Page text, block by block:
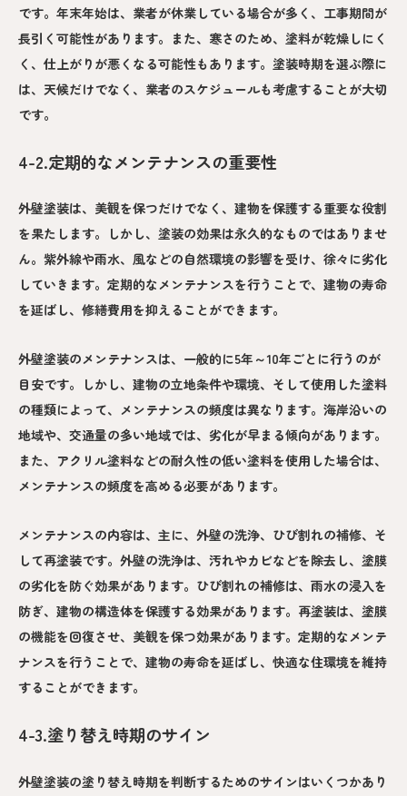
です。年末年始は、業者が休業している場合が多く、工事期間が
長引く可能性があります。また、寒さのため、塗料が乾燥しにく
く、仕上がりが悪くなる可能性もあります。塗装時期を選ぶ際に
は、天候だけでなく、業者のスケジュールも考慮することが大切
です。
4-2.定期的なメンテナンスの重要性
外壁塗装は、美観を保つだけでなく、建物を保護する重要な役割
を果たします。しかし、塗装の効果は永久的なものではありませ
ん。紫外線や雨水、風などの自然環境の影響を受け、徐々に劣化
していきます。定期的なメンテナンスを行うことで、建物の寿命
を延ばし、修繕費用を抑えることができます。
外壁塗装のメンテナンスは、一般的に5年～10年ごとに行うのが
目安です。しかし、建物の立地条件や環境、そして使用した塗料
の種類によって、メンテナンスの頻度は異なります。海岸沿いの
地域や、交通量の多い地域では、劣化が早まる傾向があります。
また、アクリル塗料などの耐久性の低い塗料を使用した場合は、
メンテナンスの頻度を高める必要があります。
メンテナンスの内容は、主に、外壁の洗浄、ひび割れの補修、そ
して再塗装です。外壁の洗浄は、汚れやカビなどを除去し、塗膜
の劣化を防ぐ効果があります。ひび割れの補修は、雨水の浸入を
防ぎ、建物の構造体を保護する効果があります。再塗装は、塗膜
の機能を回復させ、美観を保つ効果があります。定期的なメンテ
ナンスを行うことで、建物の寿命を延ばし、快適な住環境を維持
することができます。
4-3.塗り替え時期のサイン
外壁塗装の塗り替え時期を判断するためのサインはいくつかあり